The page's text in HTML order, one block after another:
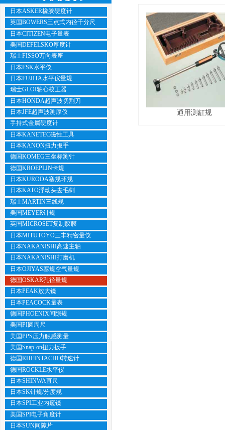
通用测缸规
日本ASKER橡胶硬度计
英国BOWERS三点式内径千分尺
日本CITIZEN电子量表
美国DEFELSKO厚度计
瑞士FISSO万向表座
日本FSK水平仪
日本FUJITA水平仪量规
瑞士GLOI轴心校正器
日本HONDA超声波切割刀
日本JFE超声波测厚仪
手持式金属硬度计
日本KANETEC磁性工具
日本KANON扭力扳手
德国KOMEG三坐标测针
德国KROEPLIN卡规
日本KURODA塞规环规
日本KATO浮动头去毛刺
瑞士MARTIN三线规
美国MEYER针规
英国MICROSET复制胶膜
日本MITUTOYO三丰精密量仪
日本NAKANISHI高速主轴
日本NAKANISHI打磨机
日本OJIYAS塞规空气量规
德国OSKAR孔径量规
日本PEAK放大镜
日本PEACOCK量表
德国PHOENIX间隙规
美国PI圆周尺
美国PPS压力触感测量
美国Snap-on扭力扳手
德国RHEINTACHO转速计
德国ROCKLE水平仪
日本SHINWA直尺
日本SK针规/分度规
日本SPI工业内窥镜
美国SPI电子角度计
日本SUN间隙片